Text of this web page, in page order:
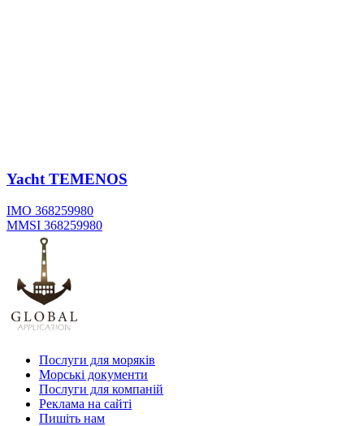
YachtTEMENOS
IMO 368259980
MMSI 368259980
Послуги для моряків
Морські документи
Послуги для компаній
Реклама на сайті
Пишіть нам